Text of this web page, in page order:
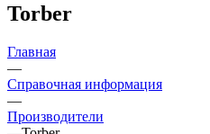
Torber
Главная
—
Справочная информация
—
Производители